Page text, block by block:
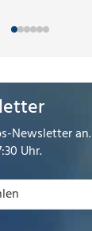
Newsletter an.
Uhr.